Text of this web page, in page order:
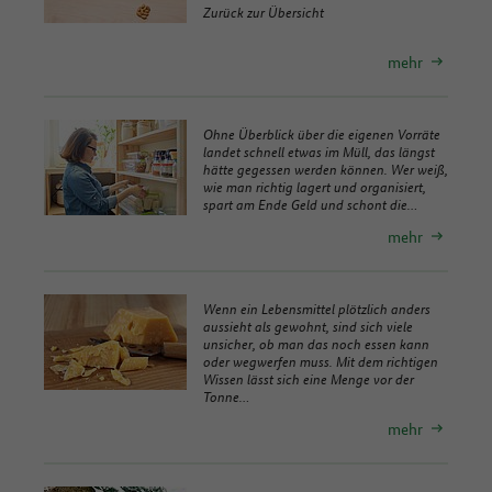
Zurück zur Übersicht
mehr
Ohne Überblick über die eigenen Vorräte
landet schnell etwas im Müll, das längst
hätte gegessen werden können. Wer weiß,
wie man richtig lagert und organisiert,
spart am Ende Geld und schont die…
mehr
Wenn ein Lebensmittel plötzlich anders
aussieht als gewohnt, sind sich viele
unsicher, ob man das noch essen kann
oder wegwerfen muss. Mit dem richtigen
Wissen lässt sich eine Menge vor der
Tonne…
mehr